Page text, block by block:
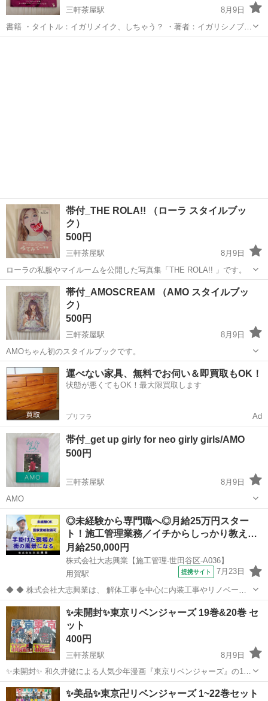
三軒茶屋駅
8月9日
書籍 ・タイトル：イガリメイク、しちゃう？ ・著者：イガリシノブ
・出版社：宝島社 ・表紙：森絵梨佳 人気メイクアップアーティスト、
帯付_THE ROLA!! （ローラ スタイルブッ
ク）
500円
三軒茶屋駅
8月9日
ローラの私服やマイルームを公開した写真集「THE ROLA!! 」です。
東京 世田谷区 ローラ
帯付_AMOSCREAM （AMO スタイルブッ
ク）
500円
三軒茶屋駅
8月9日
AMOちゃん初のスタイルブックです。
東京 世田谷区 三軒茶屋駅 本/CD/DVD スタイルブック
運べない家具、無料でお伺い＆即買取もOK！
状態が悪くてもOK！最大限買取します
プリフラ Ad
帯付_get up girly for neo girly girls/AMO
500円
三軒茶屋駅
8月9日
AMO
東京 世田谷区 三軒茶屋駅 本/CD/DVD neo
◎未経験から専門職へ◎月給25万円スター
ト！施工管理業務／イチからしっかり教え…
月給250,000円
株式会社大志興業【施工管理-世田谷区-A036】
用賀駅
提携サイト 7月23日
◆ ◆ 株式会社大志興業は、 解体工事を中心に内装工事やリノベーシ
ョン工事まで幅広く手掛ける総合建設企業です。 住宅・店舗・ビルな
ど多様な現場に対応し、解体から施工、廃棄物処理まで一貫して行っ
ています。 20代～40代の...
東京 世田谷区 用賀駅 その他
✨未開封✨東京リベンジャーズ 19巻&20巻 セ
ット
400円
三軒茶屋駅
8月9日
✨未開封✨ 和久井健による人気少年漫画『東京リベンジャーズ』の19
巻と20巻セット。 - タイトル: 東京リベンジャーズ 19巻 & 20巻 - 著者:
和久井健 - ジャンル: 少年漫画
東京 世田谷区 三軒茶屋駅 マンガ、コミック、アニメ
✨美品✨東京卍リベンジャーズ 1~22巻セット